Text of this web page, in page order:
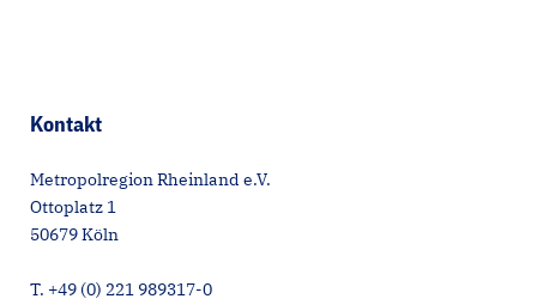
Kontakt
Metropolregion Rheinland e.V.
Ottoplatz 1
50679 Köln
T. +49 (0) 221 989317-0